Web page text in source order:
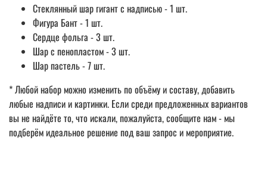
Стеклянный шар гигант с надписью - 1 шт.
Фигура Бант - 1 шт.
Сердце фольга - 3 шт.
Шар с пенопластом - 3 шт.
Шар пастель - 7 шт.
* Любой набор можно изменить по объёму и составу, добавить
любые надписи и картинки. Если среди предложенных вариантов
вы не найдёте то, что искали, пожалуйста, сообщите нам - мы
подберём идеальное решение под ваш запрос и мероприятие.